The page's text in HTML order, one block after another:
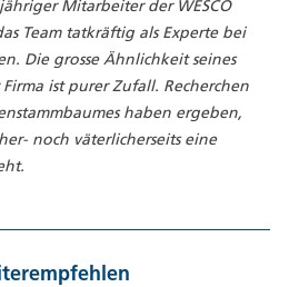
Mitarbeiter der WESCO
Team tatkräftig als Experte bei
Die grosse Ähnlichkeit seines
ist purer Zufall. Recherchen
haben ergeben,
noch väterlicherseits eine